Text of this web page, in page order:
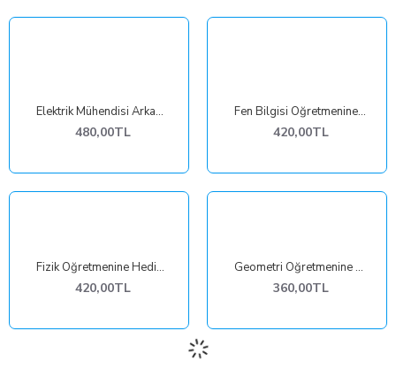
Elektrik Mühendisi Arkadaşa Hediye Kristal Cam Plaket
480,00TL
Fen Bilgisi Öğretmenine Hediye Plaket
420,00TL
Fizik Öğretmenine Hediye Plaket
420,00TL
Geometri Öğretmenine Hediye Plaket
360,00TL